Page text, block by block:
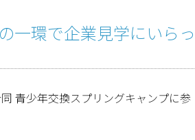
一環で企業見学にいらっ
青少年交換スプリングキャンプに参